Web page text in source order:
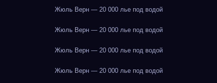
Жюль Верн — 20 000 лье под водой
Жюль Верн — 20 000 лье под водой
Жюль Верн — 20 000 лье под водой
Жюль Верн — 20 000 лье под водой